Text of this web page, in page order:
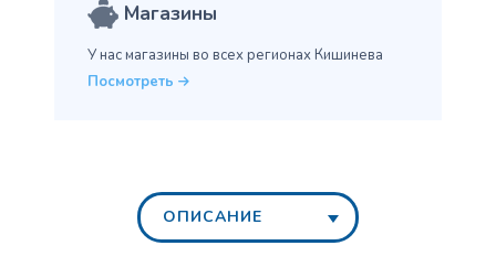
Магазины
У нас магазины во всех регионах Кишинева
Посмотреть
ОПИСАНИЕ